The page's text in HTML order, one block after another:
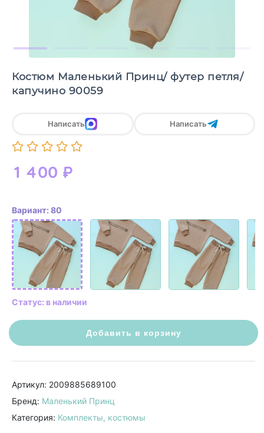
Костюм Маленький Принц/ футер петля/
капучино 90059
1 400 ₽
Написать Написать
Вариант: 80
Статус: в наличии
Добавить в корзину
Артикул: 2009885689100
Бренд: Маленький Принц
Категория: Комплекты, костюмы